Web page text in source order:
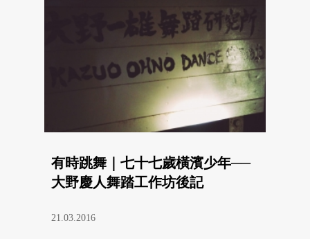
有時跳舞｜七十七歲橫濱少年──
大野慶人舞踏工作坊後記
21.03.2016